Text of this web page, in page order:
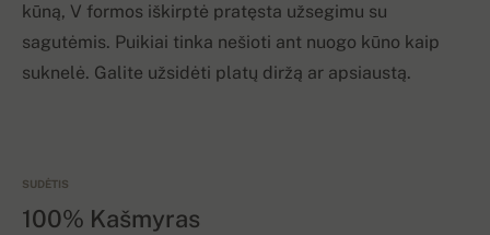
kūną, V formos iškirptė pratęsta užsegimu su
sagutėmis. Puikiai tinka nešioti ant nuogo kūno kaip
suknelė. Galite užsidėti platų diržą ar apsiaustą.
SUDĖTIS
100% Kašmyras